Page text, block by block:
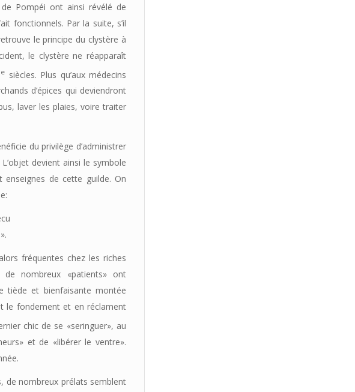
Pompéi ont ainsi révélé de
fonctionnels. Par la suite, s’il
le principe du clystère à
le clystère ne réapparaît
e siècles. Plus qu’aux médecins
d’épices qui deviendront
laver les plaies, voire traiter
du privilège d’administrer
devient ainsi le symbole
enseignes de cette guilde. On
fréquentes chez les riches
nombreux «patients» ont
tiède et bienfaisante montée
le fondement et en réclament
chic de se «seringuer», au
et de «libérer le ventre».
de nombreux prélats semblent